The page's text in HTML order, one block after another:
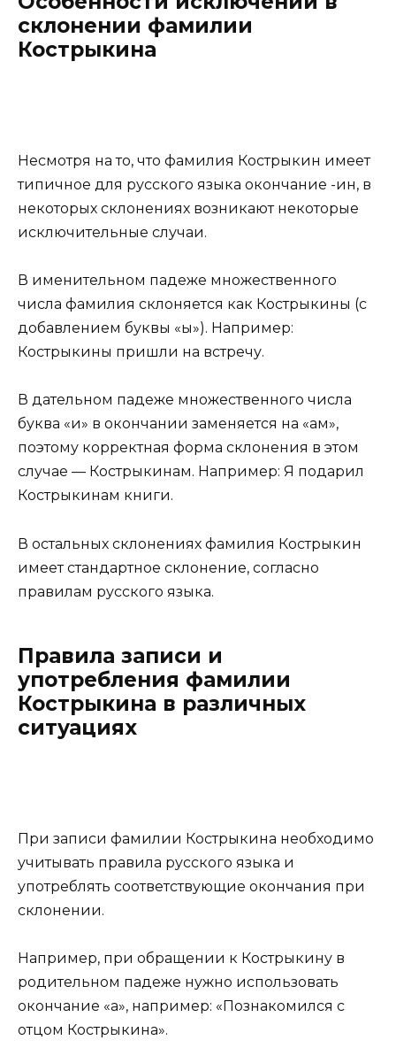
склонении фамилии
Кострыкина
Несмотря на то, что фамилия Кострыкин имеет
типичное для русского языка окончание -ин, в
некоторых склонениях возникают некоторые
исключительные случаи.
В именительном падеже множественного
числа фамилия склоняется как Кострыкины (с
добавлением буквы «ы»). Например:
Кострыкины пришли на встречу.
В дательном падеже множественного числа
буква «и» в окончании заменяется на «ам»,
поэтому корректная форма склонения в этом
случае — Кострыкинам. Например: Я подарил
Кострыкинам книги.
В остальных склонениях фамилия Кострыкин
имеет стандартное склонение, согласно
правилам русского языка.
Правила записи и
употребления фамилии
Кострыкина в различных
ситуациях
При записи фамилии Кострыкина необходимо
учитывать правила русского языка и
употреблять соответствующие окончания при
склонении.
Например, при обращении к Кострыкину в
родительном падеже нужно использовать
окончание «а», например: «Познакомился с
отцом Кострыкина».